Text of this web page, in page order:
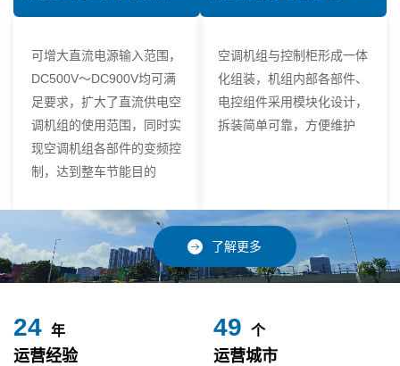
可增大直流电源输入范围，
DC500V～DC900V均可满
足要求，扩大了直流供电空
调机组的使用范围，同时实
现空调机组各部件的变频控
制，达到整车节能目的
空调机组与控制柜形成一体
化组装，机组内部各部件、
电控组件采用模块化设计，
拆装简单可靠，方便维护
了解更多
24 年
运营经验
49 个
运营城市